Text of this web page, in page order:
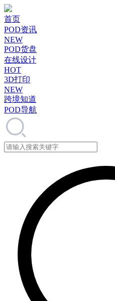
首页
POD资讯
NEW
POD货盘
在线设计
HOT
3D打印
NEW
跨境知道
POD导航